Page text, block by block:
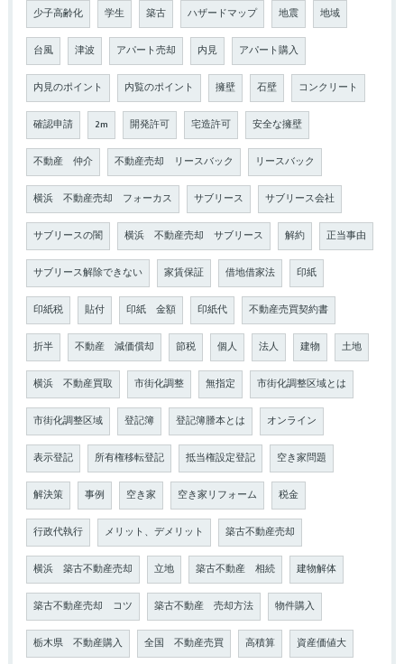
少子高齢化 学生 築古 ハザードマップ 地震 地域
台風 津波 アパート売却 内見 アパート購入
内見のポイント 内覧のポイント 擁壁 石壁 コンクリート
確認申請 2m 開発許可 宅造許可 安全な擁壁
不動産 仲介 不動産売却 リースバック リースバック
横浜 不動産売却 フォーカス サブリース サブリース会社
サブリースの闇 横浜 不動産売却 サブリース 解約 正当事由
サブリース解除できない 家賃保証 借地借家法 印紙
印紙税 貼付 印紙 金額 印紙代 不動産売買契約書
折半 不動産 減価償却 節税 個人 法人 建物 土地
横浜 不動産買取 市街化調整 無指定 市街化調整区域とは
市街化調整区域 登記簿 登記簿謄本とは オンライン
表示登記 所有権移転登記 抵当権設定登記 空き家問題
解決策 事例 空き家 空き家リフォーム 税金
行政代執行 メリット、デメリット 築古不動産売却
横浜 築古不動産売却 立地 築古不動産 相続 建物解体
築古不動産売却 コツ 築古不動産 売却方法 物件購入
栃木県 不動産購入 全国 不動産売買 高積算 資産価値大